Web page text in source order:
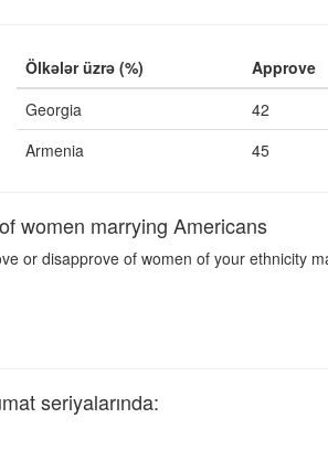
Ölkələr üzrə (%) Approve
Georgia
42
Armenia
45
women marrying Americans
or disapprove of women of your ethnicity
seriyalarında: